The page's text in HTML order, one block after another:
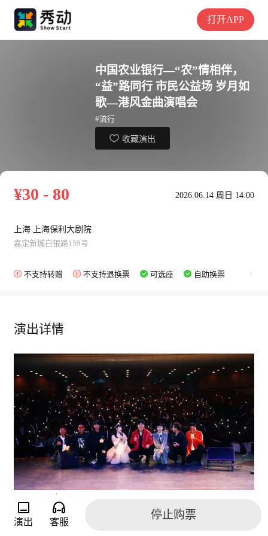
打开APP
中国农业银行—“农”情相伴，
“益”路同行 市民公益场 岁月如
歌—港风金曲演唱会
#流行
收藏演出
¥30 - 80 2026.06.14 周日 14:00
上海 上海保利大剧院
嘉定新城白银路159号
不支持转赠 不支持退换票 可选座 自助换票
演出详情
Sky乐队成立于2018年，参加过2016瓜洲音乐节，各种校
园音乐节，酒吧驻场，2024年浙江余姚道道专场乐队，20
演出 客服
停止购票